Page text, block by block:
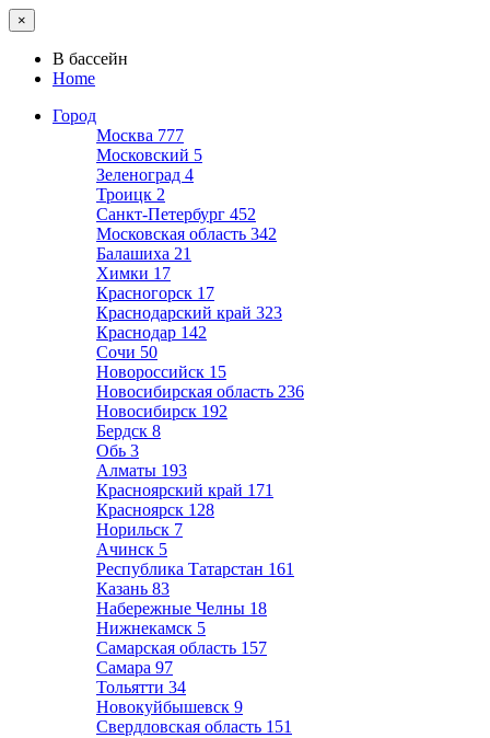
×
В бассейн
Home
Город
Москва 777
Московский 5
Зеленоград 4
Троицк 2
Санкт-Петербург 452
Московская область 342
Балашиха 21
Химки 17
Красногорск 17
Краснодарский край 323
Краснодар 142
Сочи 50
Новороссийск 15
Новосибирская область 236
Новосибирск 192
Бердск 8
Обь 3
Алматы 193
Красноярский край 171
Красноярск 128
Норильск 7
Ачинск 5
Республика Татарстан 161
Казань 83
Набережные Челны 18
Нижнекамск 5
Самарская область 157
Самара 97
Тольятти 34
Новокуйбышевск 9
Свердловская область 151